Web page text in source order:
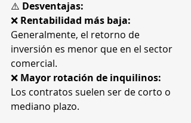
⚠️ Desventajas:
❌ Rentabilidad más baja:
Generalmente, el retorno de
inversión es menor que en el sector
comercial.
❌ Mayor rotación de inquilinos:
Los contratos suelen ser de corto o
mediano plazo.